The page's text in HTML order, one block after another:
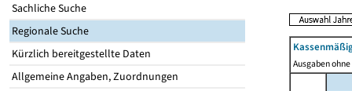
Sachliche Suche
Regionale Suche
Kürzlich bereitgestellte Daten
Allgemeine Angaben, Zuordnungen
Ausgaben